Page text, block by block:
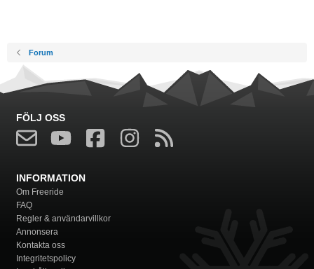
Forum
FÖLJ OSS
INFORMATION
Om Freeride
FAQ
Regler & användarvillkor
Annonsera
Kontakta oss
Integritetspolicy